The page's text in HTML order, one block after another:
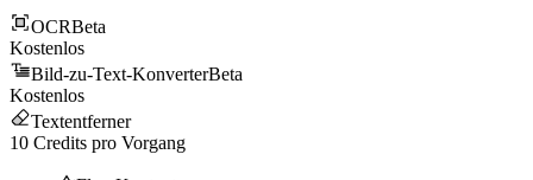
OCRBeta
Kostenlos
Bild-zu-Text-KonverterBeta
Kostenlos
Textentferner
10 Credits pro Vorgang